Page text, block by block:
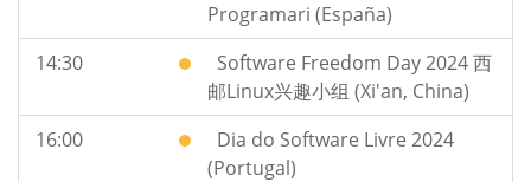
Programari (España)
14:30
Software Freedom Day 2024 西
邮Linux兴趣小组 (Xi'an, China)
16:00
Dia do Software Livre 2024
(Portugal)